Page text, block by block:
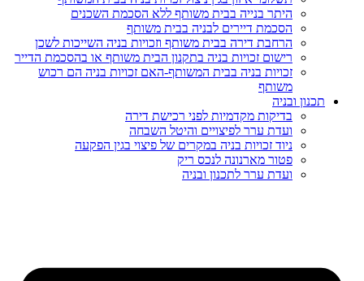
היתר בנייה בבית משותף ללא הסכמת השכנים
הסכמת דיירים לבניה בבית משותף
הרחבת דירה בבית משותף וזכויות בניה השייכות לשכן
רישום זכויות בניה בתקנון הבית משותף או בהסכמת הדייר
זכויות בניה בבית המשותף-האם זכויות בניה הם רכוש
משותף
תכנון ובניה
בדיקות מקדמיות לפני רכישת דירה
ועדת ערר לפיצויים והיטל השבחה
ניוד זכויות בניה במקרים של פיצוי בגין הפקעה
פטור מארנונה לנכס ריק
ועדת ערר לתכנון ובניה